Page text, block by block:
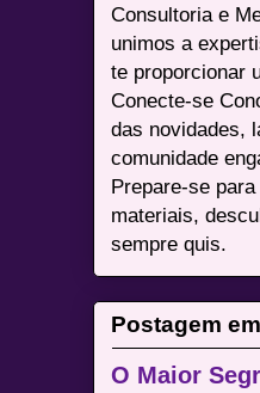
Consultoria e
unimos a
te proporcionar
Conecte-se
das novidades,
comunidade
Prepare-se
materiais,
sempre quis.
Postagem
O Maior